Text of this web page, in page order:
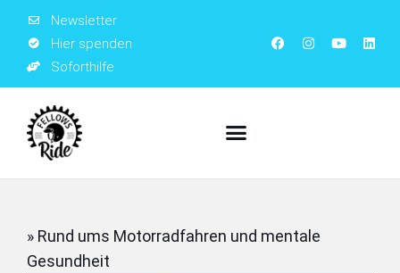
Newsletter
Hier spenden
Soforthilfe
» Rund ums Motorradfahren und mentale
Gesundheit